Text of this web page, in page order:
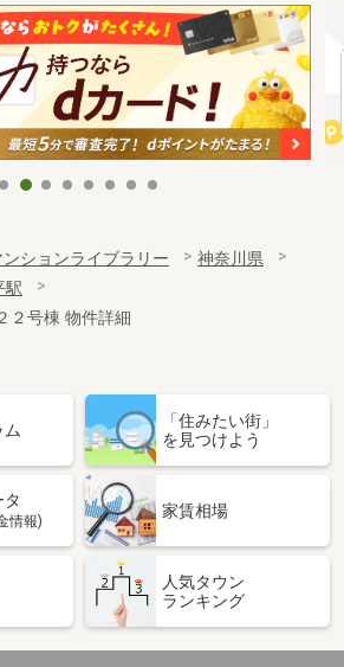
ンションライブラリー
神奈川県
駅
２号棟 物件詳細
ム
「住みたい街」
を見つけよう
情報)
家賃相場
人気タウン
ランキング